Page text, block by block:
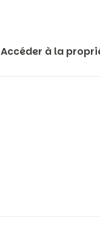
Accéder à la